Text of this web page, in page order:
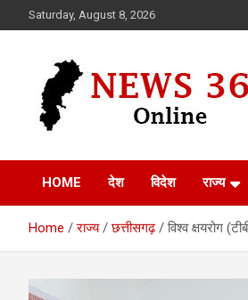
to
Saturday, August 8, 2026
News 36
HOME देश विदेश राज्य
Home राज्य छत्तीसगढ़ विश्व क्षयरोग